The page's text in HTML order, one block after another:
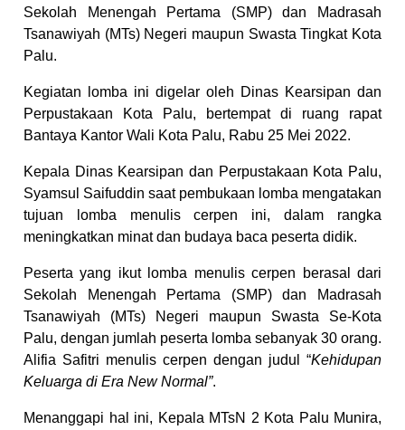
Sekolah Menengah Pertama (SMP) dan Madrasah
Tsanawiyah (MTs) Negeri maupun Swasta Tingkat Kota
Palu.
Kegiatan lomba ini digelar oleh Dinas Kearsipan dan
Perpustakaan Kota Palu, bertempat di ruang rapat
Bantaya Kantor Wali Kota Palu, Rabu 25 Mei 2022.
Kepala Dinas Kearsipan dan Perpustakaan Kota Palu,
Syamsul Saifuddin saat pembukaan lomba mengatakan
tujuan lomba menulis cerpen ini, dalam rangka
meningkatkan minat dan budaya baca peserta didik.
Peserta yang ikut lomba menulis cerpen berasal dari
Sekolah Menengah Pertama (SMP) dan Madrasah
Tsanawiyah (MTs) Negeri maupun Swasta Se-Kota
Palu, dengan jumlah peserta lomba sebanyak 30 orang.
Alifia Safitri menulis cerpen dengan judul “Kehidupan
Keluarga di Era New Normal”.
Menanggapi hal ini, Kepala MTsN 2 Kota Palu Munira,